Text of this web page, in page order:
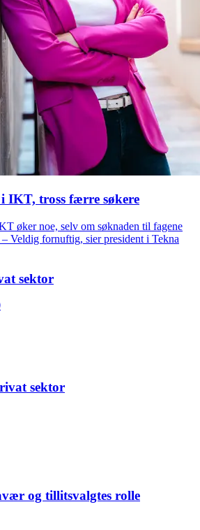
i IKT, tross færre søkere
øker noe, selv om søknaden til fagene
– Veldig fornuftig, sier president i Tekna
sektor
sektor
og tillitsvalgtes rolle